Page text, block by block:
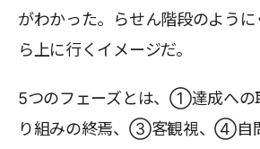
がわかった。らせん階段のよう
ら上に行くイメージだ。
5つのフェーズとは、①達成へ
り組みの終焉、③客観視、④自